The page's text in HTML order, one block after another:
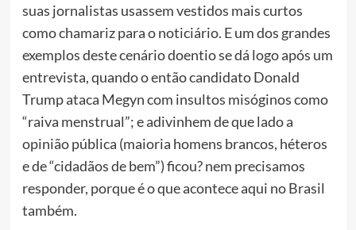
suas jornalistas usassem vestidos mais curtos
como chamariz para o noticiário. E um dos grandes
exemplos deste cenário doentiose dá logo após um
entrevista, quando o então candidato Donald
Trump ataca Megyn com insultos misóginos como
“raiva menstrual”; e adivinhem de que lado a
opinião pública (maioria homens brancos, héteros
e de “cidadãos de bem”) ficou?nem precisamos
responder, porque é o que acontece aqui no Brasil
também.